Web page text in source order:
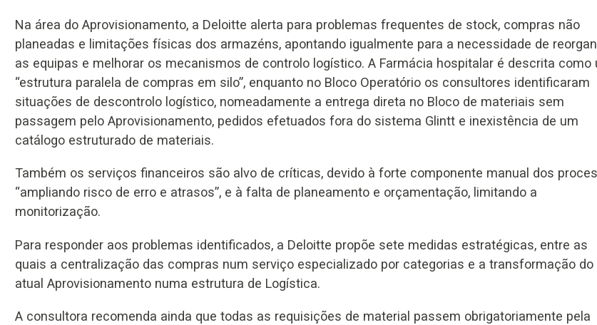
Na área do Aprovisionamento, a Deloitte alerta para problemas frequentes de stock, compras não
planeadas e limitações físicas dos armazéns, apontando igualmente para a necessidade de
as equipas e melhorar os mecanismos de controlo logístico. A Farmácia hospitalar é descrita como
“estrutura paralela de compras em silo”, enquanto no Bloco Operatório os consultores identificaram
situações de descontrolo logístico, nomeadamente a entrega direta no Bloco de materiais sem
passagem pelo Aprovisionamento, pedidos efetuados fora do sistema Glintt e inexistência de um
catálogo estruturado de materiais.
Também os serviços financeiros são alvo de críticas, devido à forte componente manual dos
“ampliando risco de erro e atrasos”, e à falta de planeamento e orçamentação, limitando a
monitorização.
Para responder aos problemas identificados, a Deloitte propõe sete medidas estratégicas, entre as
quais a centralização das compras num serviço especializado por categorias e a transformação do
atual Aprovisionamento numa estrutura de Logística.
A consultora recomenda ainda que todas as requisições de material passem obrigatoriamente pela